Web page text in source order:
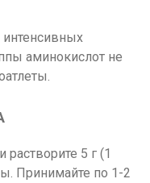
интенсивных
аминокислот не
5 г (1
Принимайте по 1-2